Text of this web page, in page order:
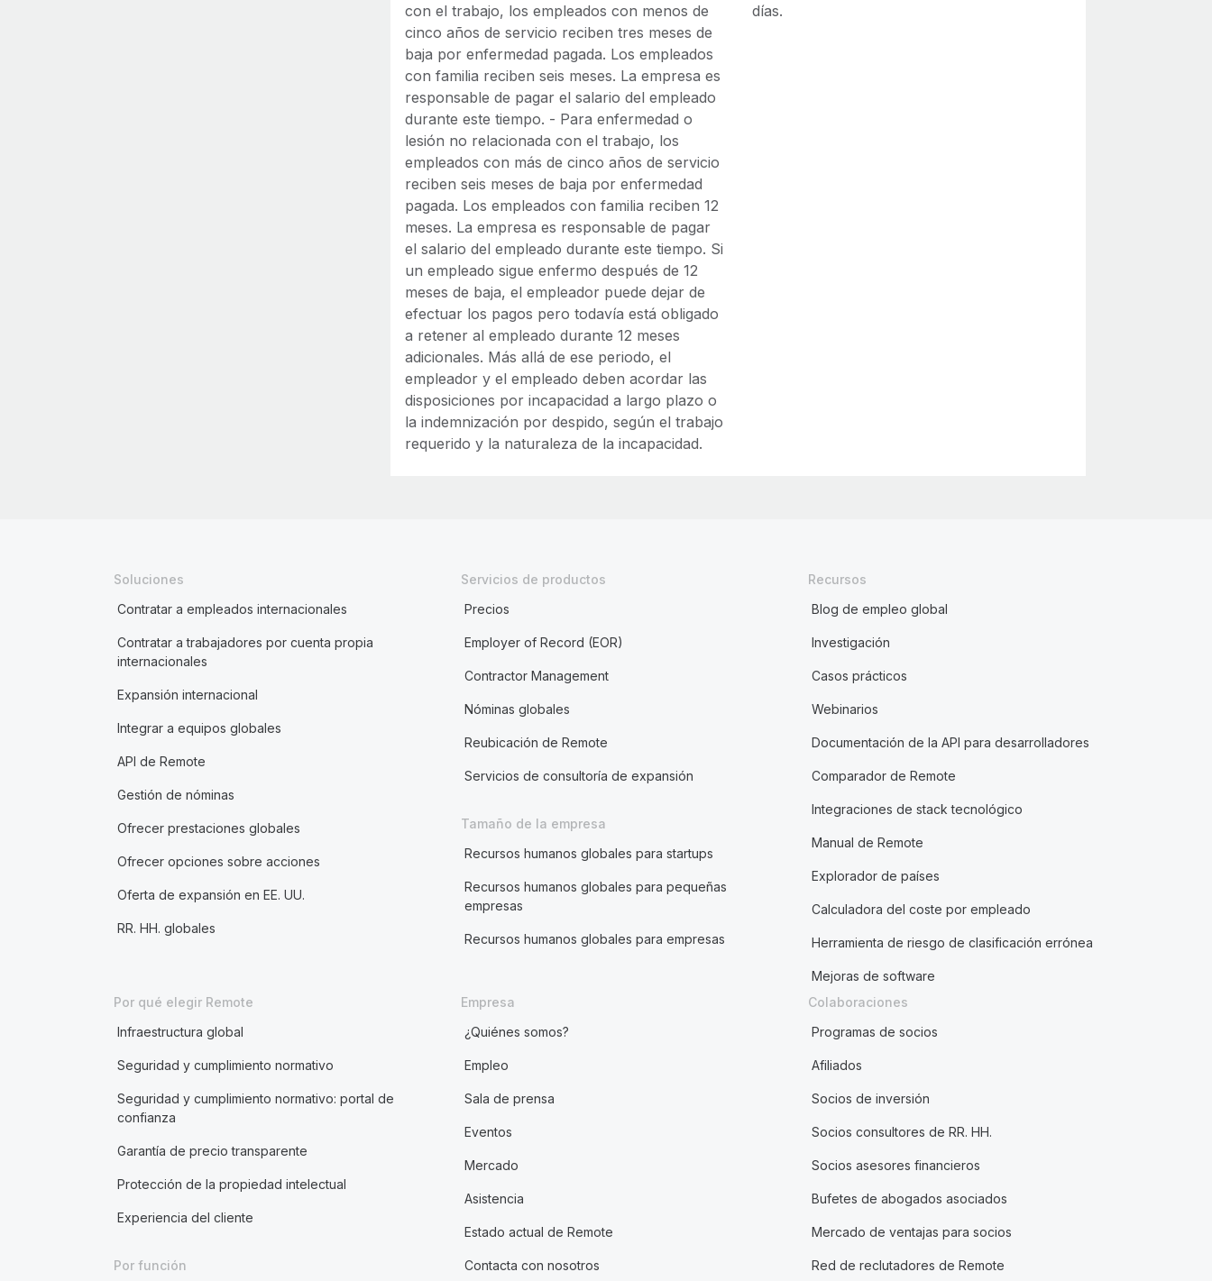
con el trabajo, los empleados con menos de
cinco años de servicio reciben tres meses de
baja por enfermedad pagada. Los empleados
con familia reciben seis meses. La empresa es
responsable de pagar el salario del empleado
durante este tiempo. - Para enfermedad o
lesión no relacionada con el trabajo, los
empleados con más de cinco años de servicio
reciben seis meses de baja por enfermedad
pagada. Los empleados con familia reciben 12
meses. La empresa es responsable de pagar
el salario del empleado durante este tiempo. Si
un empleado sigue enfermo después de 12
meses de baja, el empleador puede dejar de
efectuar los pagos pero todavía está obligado
a retener al empleado durante 12 meses
adicionales. Más allá de ese periodo, el
empleador y el empleado deben acordar las
disposiciones por incapacidad a largo plazo o
la indemnización por despido, según el trabajo
requerido y la naturaleza de la incapacidad.
días.
Soluciones
Contratar a empleados internacionales
Contratar a trabajadores por cuenta propia
internacionales
Expansión internacional
Integrar a equipos globales
API de Remote
Gestión de nóminas
Ofrecer prestaciones globales
Ofrecer opciones sobre acciones
Oferta de expansión en EE. UU.
RR. HH. globales
Servicios de productos
Precios
Employer of Record (EOR)
Contractor Management
Nóminas globales
Reubicación de Remote
Servicios de consultoría de expansión
Tamaño de la empresa
Recursos humanos globales para startups
Recursos humanos globales para pequeñas
empresas
Recursos humanos globales para empresas
Recursos
Blog de empleo global
Investigación
Casos prácticos
Webinarios
Documentación de la API para desarrolladores
Comparador de Remote
Integraciones de stack tecnológico
Manual de Remote
Explorador de países
Calculadora del coste por empleado
Herramienta de riesgo de clasificación errónea
Mejoras de software
Por qué elegir Remote
Infraestructura global
Seguridad y cumplimiento normativo
Seguridad y cumplimiento normativo: portal de
confianza
Garantía de precio transparente
Protección de la propiedad intelectual
Experiencia del cliente
Por función
Empresa
¿Quiénes somos?
Empleo
Sala de prensa
Eventos
Mercado
Asistencia
Estado actual de Remote
Contacta con nosotros
Colaboraciones
Programas de socios
Afiliados
Socios de inversión
Socios consultores de RR. HH.
Socios asesores financieros
Bufetes de abogados asociados
Mercado de ventajas para socios
Red de reclutadores de Remote